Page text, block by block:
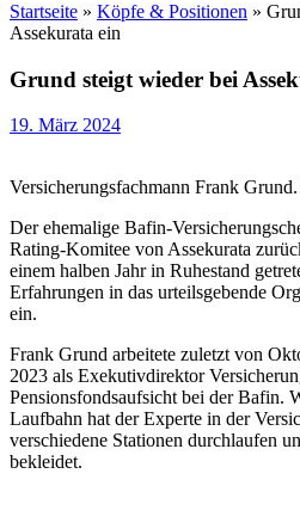
Startseite » Köpfe & Positionen »
Assekurata ein
Grund steigt wieder bei
19. März 2024
Versicherungsfachmann Frank
Der ehemalige Bafin-
Rating-Komitee von Assekurata
einem halben Jahr in Ruhestand
Erfahrungen in das urteilsgebende
ein.
Frank Grund arbeitete zuletzt von
2023 als Exekutivdirektor
Pensionsfondsaufsicht bei der Bafin.
Laufbahn hat der Experte in der
verschiedene Stationen durchlaufen
bekleidet.